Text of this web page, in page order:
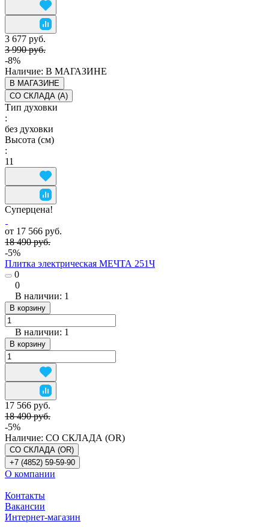
3 677 руб.
3 990 руб.
-8%
Наличие: В МАГАЗИНЕ
В МАГАЗИНЕ
СО СКЛАДА (A)
Тип духовки
:
без духовки
Высота (см)
:
11
Суперцена!
от 17 566 руб.
18 490 руб.
-5%
Плитка электрическая МЕЧТА 251Ч
0
0
В наличии: 1
В корзину
В наличии: 1
В корзину
17 566 руб.
18 490 руб.
-5%
Наличие: СО СКЛАДА (OR)
СО СКЛАДА (OR)
+7 (4852) 59-59-90
О компании
Контакты
Вакансии
Интернет-магазин